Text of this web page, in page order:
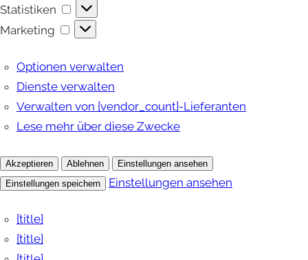
Statistiken
Statistiken
Marketing
Marketing
Optionen verwalten
Dienste verwalten
Verwalten von {vendor_count}-Lieferanten
Lese mehr über diese Zwecke
Akzeptieren Ablehnen
Einstellungen ansehen
Einstellungen speichern
Einstellungen ansehen
{title}
{title}